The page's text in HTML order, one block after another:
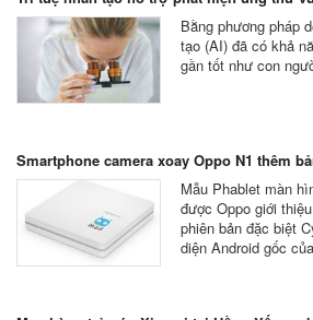
Bằng phương pháp
tạo (AI) đã có khả
gần tốt như con
Smartphone camera xoay Oppo N1 thêm
Mẫu Phablet màn
được Oppo giới
phiên bản đặc biệt
diện Android gốc